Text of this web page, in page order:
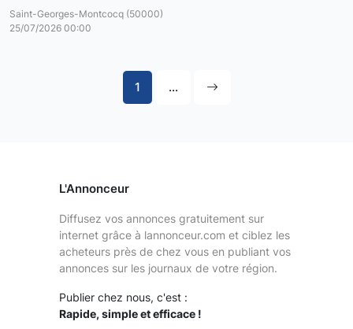
Saint-Georges-Montcocq (50000)
25/07/2026 00:00
1 ...
L'Annonceur
Diffusez vos annonces gratuitement sur
internet grâce à lannonceur.com et ciblez les
acheteurs près de chez vous en publiant vos
annonces sur les journaux de votre région.
Publier chez nous, c'est :
Rapide, simple et efficace !